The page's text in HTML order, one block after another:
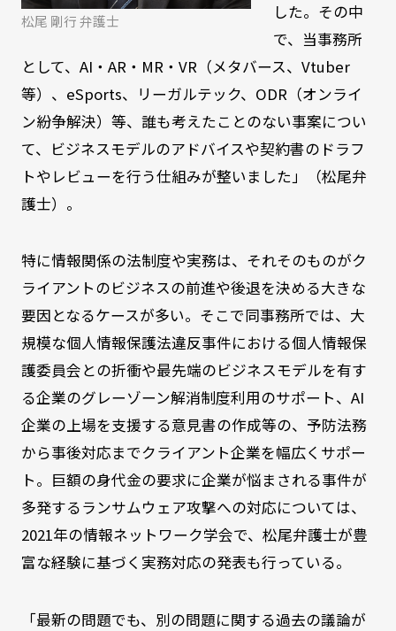
松尾 剛行 弁護士
した。その中
で、当事務所
として、AI・AR・MR・VR（メタバース、Vtuber
等）、eSports、リーガルテック、ODR（オンライ
ン紛争解決）等、誰も考えたことのない事案につい
て、ビジネスモデルのアドバイスや契約書のドラフ
トやレビューを行う仕組みが整いました」（松尾弁
護士）。
特に情報関係の法制度や実務は、それそのものがク
ライアントのビジネスの前進や後退を決める大きな
要因となるケースが多い。そこで同事務所では、大
規模な個人情報保護法違反事件における個人情報保
護委員会との折衝や最先端のビジネスモデルを有す
る企業のグレーゾーン解消制度利用のサポート、AI
企業の上場を支援する意見書の作成等の、予防法務
から事後対応までクライアント企業を幅広くサポー
ト。巨額の身代金の要求に企業が悩まされる事件が
多発するランサムウェア攻撃への対応については、
2021年の情報ネットワーク学会で、松尾弁護士が豊
富な経験に基づく実務対応の発表も行っている。
「最新の問題でも、別の問題に関する過去の議論が